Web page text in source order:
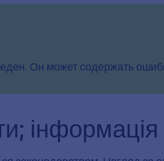
Он может содержать